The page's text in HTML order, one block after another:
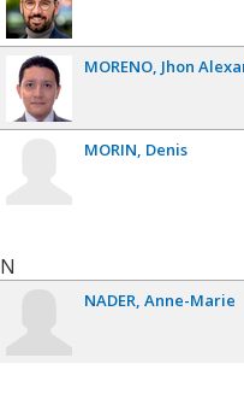
MORENO Jhon
MORIN Denis
N
NADER Anne-Marie